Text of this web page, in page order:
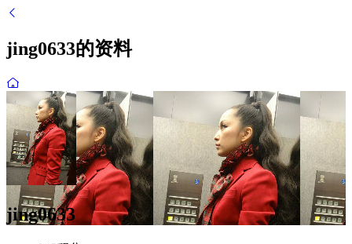
jing0633的资料
jing0633